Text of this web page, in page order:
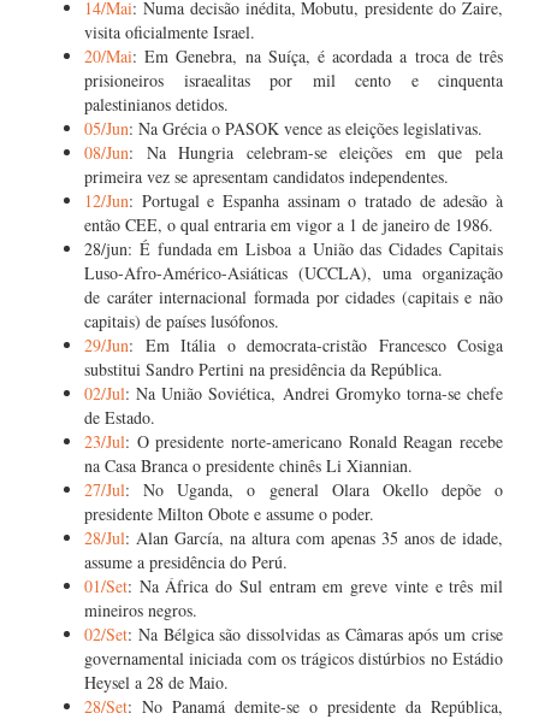
14/Mai: Numa decisão inédita, Mobutu, presidente do Zaire,
visita oficialmente Israel.
20/Mai: Em Genebra, na Suíça, é acordada a troca de três
prisioneiros israealitas por mil cento e cinquenta
palestinianos detidos.
05/Jun: Na Grécia o PASOK vence as eleições legislativas.
08/Jun: Na Hungria celebram-se eleições em que pela
primeira vez se apresentam candidatos independentes.
12/Jun: Portugal e Espanha assinam o tratado de adesão à
então CEE, o qual entraria em vigor a 1 de janeiro de 1986.
28/jun: É fundada em Lisboa a União das Cidades Capitais
Luso-Afro-Américo-Asiáticas (UCCLA), uma organização
de caráter internacional formada por cidades (capitais e não
capitais) de países lusófonos.
29/Jun: Em Itália o democrata-cristão Francesco Cosiga
substitui Sandro Pertini na presidência da República.
02/Jul: Na União Soviética, Andrei Gromyko torna-se chefe
de Estado.
23/Jul: O presidente norte-americano Ronald Reagan recebe
na Casa Branca o presidente chinês Li Xiannian.
27/Jul: No Uganda, o general Olara Okello depõe o
presidente Milton Obote e assume o poder.
28/Jul: Alan García, na altura com apenas 35 anos de idade,
assume a presidência do Perú.
01/Set: Na África do Sul entram em greve vinte e três mil
mineiros negros.
02/Set: Na Bélgica são dissolvidas as Câmaras após um crise
governamental iniciada com os trágicos distúrbios no Estádio
Heysel a 28 de Maio.
28/Set: No Panamá demite-se o presidente da República,